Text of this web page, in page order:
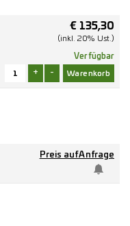
€ 135,30
(inkl. 20% Ust.)
Verfügbar
+ -
Preis auf Anfrage